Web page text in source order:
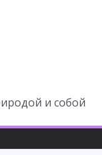
и собой